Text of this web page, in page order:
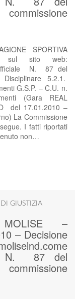
SPORTIVA
sul sito web:
N. 87 del
5.2.1.
G.S.P. – C.U. n.
(Gara REAL
del 17.01.2010 –
La Commissione
I fatti riportati
non…
GIUSTIZIA
MOLISE –
– Decisione
N. 87 del